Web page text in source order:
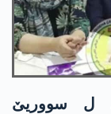
ل سووریێ